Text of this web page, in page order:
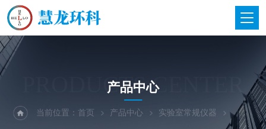
PRODUCTS CENTER
产品中心
当前位置：首页 产品中心 实验室常规仪器 上海博迅